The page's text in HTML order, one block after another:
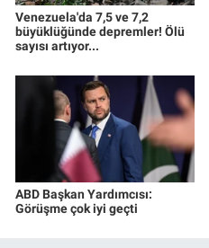
Venezuela'da 7,5 ve 7,2
büyüklüğünde depremler! Ölü
sayısı artıyor...
ABD Başkan Yardımcısı:
Görüşme çok iyi geçti